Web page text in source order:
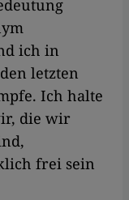
ich in
letzten
Ich halte
die wir
frei sein